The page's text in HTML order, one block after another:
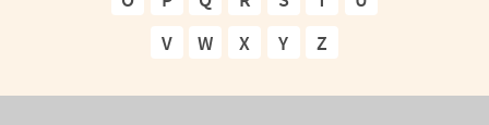
V
W X Y Z